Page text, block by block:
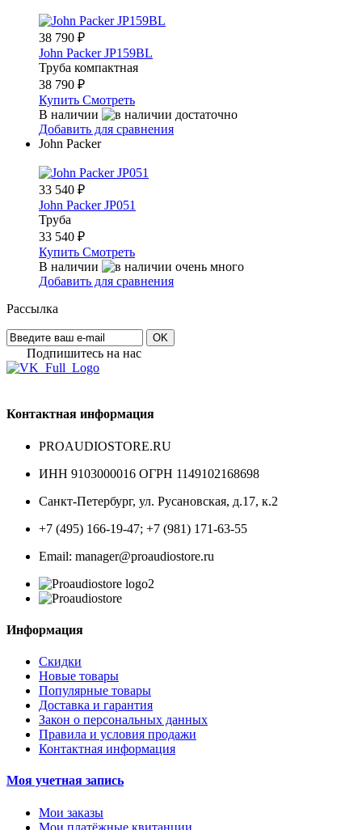
38 790 ₽
John Packer JP159BL
Труба компактная
38 790 ₽
Купить Смотреть
В наличии
Добавить для сравнения
John Packer
33 540 ₽
John Packer JP051
Труба
33 540 ₽
Купить Смотреть
В наличии
Добавить для сравнения
Рассылка
OK
Подпишитесь на наc
Контактная информация
PROAUDIOSTORE.RU
ИНН 9103000016 ОГРН 1149102168698
Санкт-Петербург, ул. Русановская, д.17, к.2
+7 (495) 166-19-47; +7 (981) 171-63-55
Email: manager@proaudiostore.ru
Информация
Скидки
Новые товары
Популярные товары
Доставка и гарантия
Закон о персональных данных
Правила и условия продажи
Контактная информация
Моя учетная запись
Мои заказы
Мои платёжные квитанции